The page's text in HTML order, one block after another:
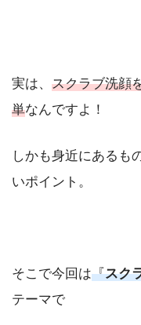
実は、 スクラブ洗顔
単なんですよ！
しかも身近にあるも
いポイント。
そこで今回は『スク
テーマで